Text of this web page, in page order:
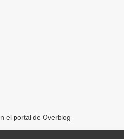
el portal de Overblog